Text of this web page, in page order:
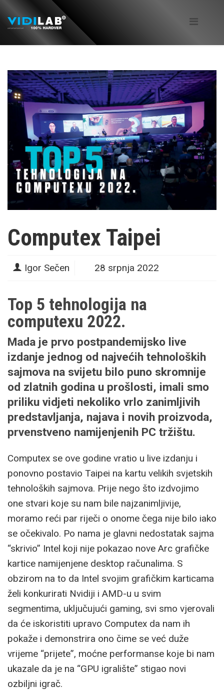
Computex Taipei
Igor Sečen 28 srpnja 2022
Top 5 tehnologija na
computexu 2022.
Mada je prvo postpandemijsko live
izdanje jednog od najvećih tehnoloških
sajmova na svijetu bilo puno skromnije
od zlatnih godina u prošlosti, imali smo
priliku vidjeti nekoliko vrlo zanimljivih
predstavljanja, najava i novih proizvoda,
prvenstveno namijenjenih PC tržištu.
Computex se ove godine vratio u live izdanju i
ponovno postavio Taipei na kartu velikih svjetskih
tehnoloških sajmova. Prije nego što izdvojimo
one stvari koje su nam bile najzanimljivije,
moramo reći par riječi o onome čega nije bilo iako
se očekivalo. Po nama je glavni nedostatak sajma
“skrivio” Intel koji nije pokazao nove Arc grafičke
kartice namijenjene desktop računalima. S
obzirom na to da Intel svojim grafičkim karticama
želi konkurirati Nvidiji i AMD-u u svim
segmentima, uključujući gaming, svi smo vjerovali
da će iskoristiti upravo Computex da nam ih
pokaže i demonstrira ono čime se već duže
vrijeme “prijete”, moćne performanse koje bi nam
ukazale da je na “GPU igralište” stigao novi
ozbiljni igrač.